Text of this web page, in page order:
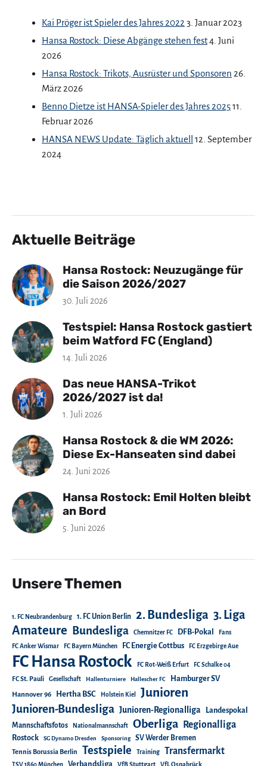
Kai Pröger ist Spieler des Jahres 2022 3. Januar 2023
Hansa Rostock: Diese Abgänge stehen fest4. Juni
2026
Hansa Rostock: Trikots, Ausrüster und Sponsoren 26.
März 2026
Benno Dietze ist HANSA-Spieler des Jahres 202511.
Februar 2026
HANSA NEWS Update: Täglich aktuell
12. September
2024
Aktuelle Beiträge
Hansa Rostock: Neuzugänge für
die Saison 2026/2027
30. Juli 2026
Testspiel: Hansa Rostock gastiert
beim Watford FC (England)
14. Juli 2026
Das neue HANSA-Trikot
2026/2027 ist da!
1. Juli 2026
Hansa Rostock & die WM 2026:
Diese Ex-Hanseaten sind dabei
24. Juni 2026
Hansa Rostock: Emil Holten bleibt
an Bord
5. Juni 2026
Unsere Themen
1. FC Neubrandenburg 1. FC Union Berlin 2. Bundesliga 3. Liga
Amateure Bundesliga Chemnitzer FC DFB-Pokal Fans
FC Anker Wismar FC Bayern München FC Energie Cottbus FC Erzgebirge Aue
FC Hansa Rostock FC Rot-Weiß Erfurt FC Schalke 04
FC St. Pauli Gesellschaft Hallenturniere Hallescher FC Hamburger SV
Hannover 96 Hertha BSC Holstein Kiel Junioren
Junioren-Bundesliga Junioren-Regionalliga
Landespokal
Mannschaftsfotos
Nationalmannschaft Oberliga Regionalliga
Rostock SG Dynamo Dresden Sponsoring SV Werder Bremen
Tennis Borussia Berlin Testspiele Training Transfermarkt
TSV 1860 München Verbandsliga VfB Stuttgart VfL Osnabrück